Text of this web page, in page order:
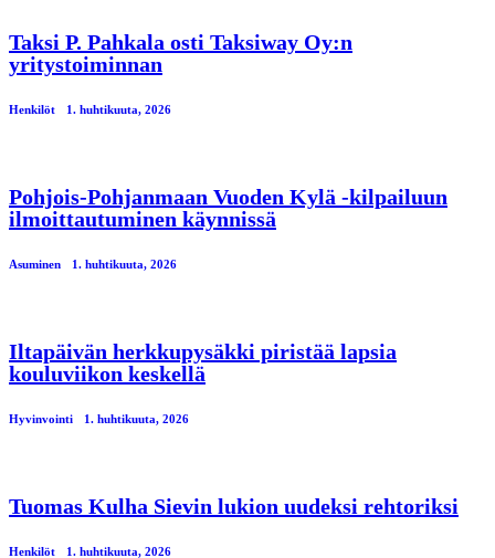
Taksi P. Pahkala osti Taksiway Oy:n
yritystoiminnan
Henkilöt 1. huhtikuuta, 2026
Pohjois-Pohjanmaan Vuoden Kylä -kilpailuun
ilmoittautuminen käynnissä
Asuminen 1. huhtikuuta, 2026
Iltapäivän herkkupysäkki piristää lapsia
kouluviikon keskellä
Hyvinvointi 1. huhtikuuta, 2026
Tuomas Kulha Sievin lukion uudeksi rehtoriksi
Henkilöt 1. huhtikuuta, 2026